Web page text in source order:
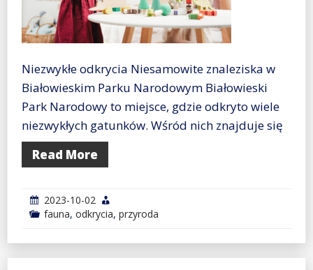
Niezwykłe odkrycia Niesamowite znaleziska w
Białowieskim Parku Narodowym Białowieski
Park Narodowy to miejsce, gdzie odkryto wiele
niezwykłych gatunków. Wśród nich znajduje się
Read More
2023-10-02
fauna, odkrycia, przyroda